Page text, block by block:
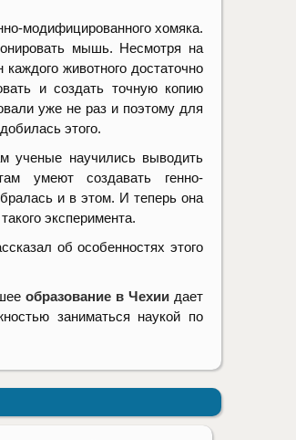
модифицированного хомяка.
мышь. Несмотря на
животного достаточно
и создать точную копию
уже не раз и поэтому для
этого.
ученые научились выводить
умеют создавать генно-
и в этом. И теперь она
эксперимента.
об особенностях этого
образование в Чехиидает
заниматься наукой по